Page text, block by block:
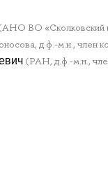
ВО «Сколковский
д.ф.-м.н., член
(РАН, д.ф.-м.н.,